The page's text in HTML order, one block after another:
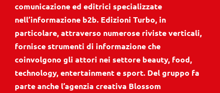
comunicazione ed editrici specializzate
nell’informazione b2b. Edizioni Turbo, in
particolare, attraverso numerose riviste verticali,
fornisce strumenti di informazione che
coinvolgono gli attori nei settore beauty, food,
technology, entertainment e sport. Del gruppo fa
parte anche l’agenzia creativa Blossom